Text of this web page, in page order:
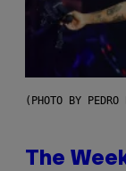
(PHOTO BY
The